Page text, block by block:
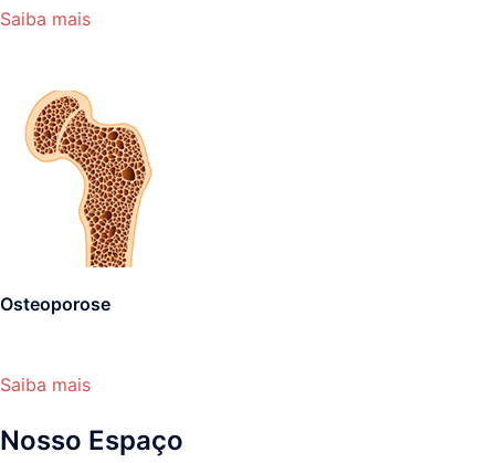
Saiba mais
Osteoporose
Saiba mais
Nosso Espaço